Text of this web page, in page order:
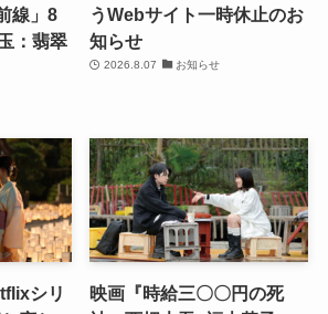
線」8
：翡翠
うWebサイト一時休止のお
知らせ
2026.8.07 お知らせ
シリ
映画『時給三〇〇円の死